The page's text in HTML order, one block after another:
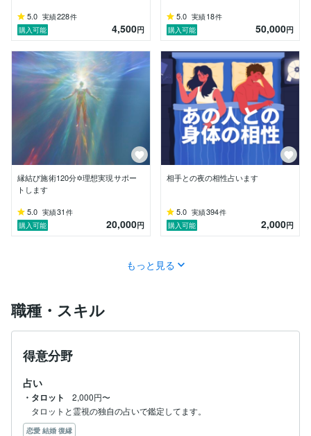
5.0 実績228件
購入可能
4,500円
5.0 実績18件
購入可能
50,000円
縁結び施術120分✡理想実現サポー
トします
5.0 実績31 件
購入可能
20,000円
相手との夜の相性占います
5.0 実績394件
購入可能
2,000円
もっと見る
職種・スキル
得意分野
占い
・タロット
2,000円〜
タロットと霊視の独自の占いで鑑定してます。
恋愛 結婚 復縁